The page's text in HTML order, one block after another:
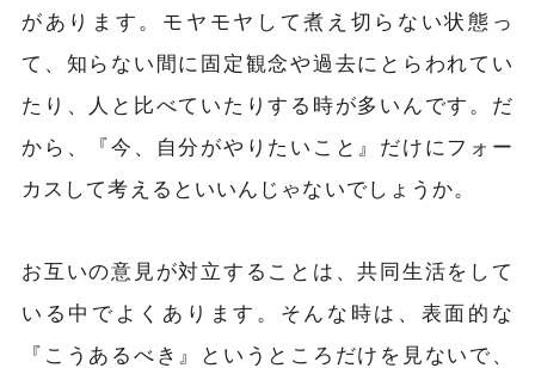
があります。モヤモヤして煮え切らない状態っ
て、知らない間に固定観念や過去にとらわれてい
たり、人と比べていたりする時が多いんです。だ
から、『今、自分がやりたいこと』だけにフォー
カスして考えるといいんじゃないでしょうか。
お互いの意見が対立することは、共同生活をして
いる中でよ く あります。そんな時は、表面的な
『こうあるべき』というところだけを見ないで、